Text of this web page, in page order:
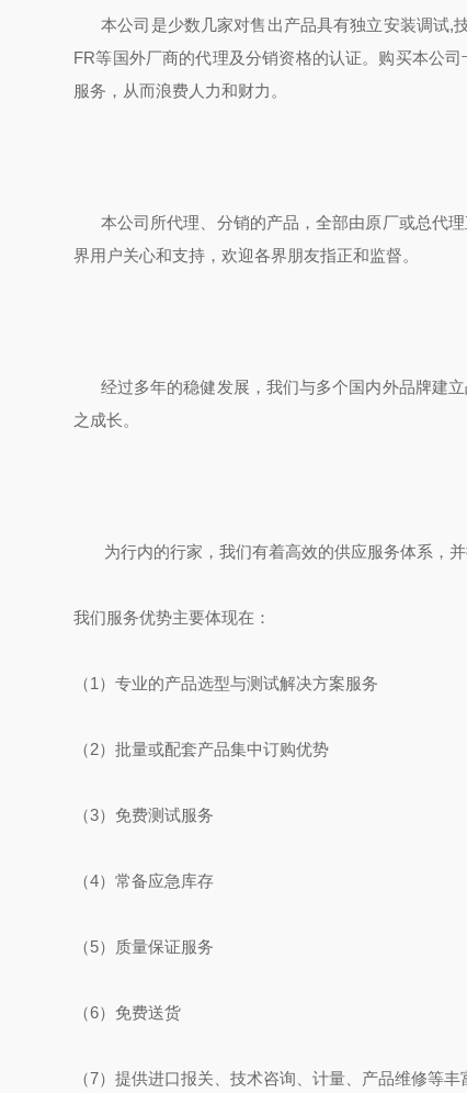
本公司是少数几家对售出产品具有独立安装调试,
FR等国外厂商的代理及分销资格的认证。购买本公
服务，从而浪费人力和财力。
本公司所代理、分销的产品，全部由原厂或总代理
界用户关心和支持，欢迎各界朋友指正和监督。
经过多年的稳健发展，我们与多个国内外品牌建立
之成长。
为行内的行家，我们有着高效的供应服务体系，并
我们服务优势主要体现在：
（1）专业的产品选型与测试解决方案服务
（2）批量或配套产品集中订购优势
（3）免费测试服务
（4）常备应急库存
（5）质量保证服务
（6）免费送货
（7）提供进口报关、技术咨询、计量、产品维修等丰